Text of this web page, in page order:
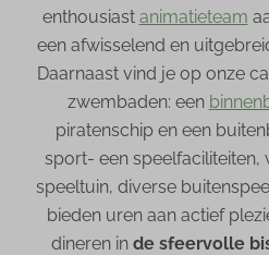
enthousiast animatieteam
een afwisselend en
Daarnaast vind je op onze
zwembaden: een
piratenschip en een
sport- een speelfaciliteiten,
speeltuin, diverse
bieden uren aan actief
dineren in de sfeervolle